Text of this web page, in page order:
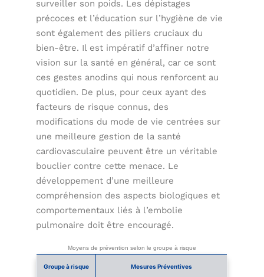
surveiller son poids. Les dépistages
précoces et l’éducation sur l’hygiène de vie
sont également des piliers cruciaux du
bien-être. Il est impératif d’affiner notre
vision sur la santé en général, car ce sont
ces gestes anodins qui nous renforcent au
quotidien. De plus, pour ceux ayant des
facteurs de risque connus, des
modifications du mode de vie centrées sur
une meilleure gestion de la santé
cardiovasculaire peuvent être un véritable
bouclier contre cette menace. Le
développement d’une meilleure
compréhension des aspects biologiques et
comportementaux liés à l’embolie
pulmonaire doit être encouragé.
Moyens de prévention selon le groupe à risque
Groupe à risque Mesures Préventives